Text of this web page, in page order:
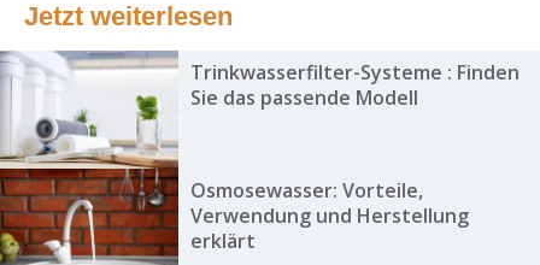
Jetzt weiterlesen
Trinkwasserfilter-Systeme : Finden
Sie das passende Modell
Osmosewasser: Vorteile,
Verwendung und Herstellung
erklärt